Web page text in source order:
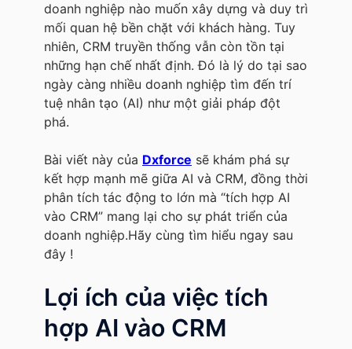
doanh nghiệp nào muốn xây dựng và duy trì
mối quan hệ bền chặt với khách hàng. Tuy
nhiên, CRM truyền thống vẫn còn tồn tại
những hạn chế nhất định. Đó là lý do tại sao
ngày càng nhiều doanh nghiệp tìm đến trí
tuệ nhân tạo (AI) như một giải pháp đột
phá.
Bài viết này của Dxforce sẽ khám phá sự
kết hợp mạnh mẽ giữa AI và CRM, đồng thời
phân tích tác động to lớn mà “tích hợp AI
vào CRM” mang lại cho sự phát triển của
doanh nghiệp.Hãy cùng tìm hiểu ngay sau
đây !
Lợi ích của việc tích
hợp AI vào CRM